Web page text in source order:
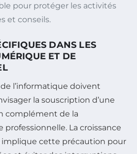
pour protéger les activités
et conseils.
DANS LES
ET DE
l’informatique doivent
la souscription d’une
complément de la
professionnelle. La croissance
implique cette précaution pour